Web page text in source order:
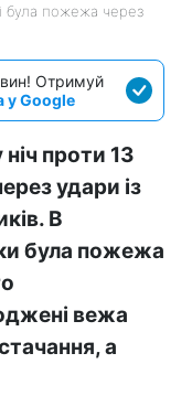
була пожежа через
Отримуй
у Google
проти 13
удари із
В
була пожежа
вежа
а